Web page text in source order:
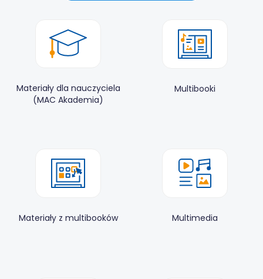
Materiały dla nauczyciela
(MAC Akademia)
Multibooki
Materiały z multibooków Multimedia